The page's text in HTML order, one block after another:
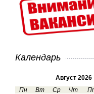
Календарь
Август 2026
Пн
Вт Ср Чт